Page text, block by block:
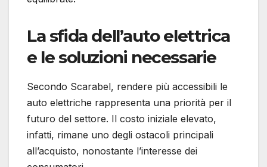
La sfida dell’auto elettrica
e le soluzioni necessarie
Secondo Scarabel, rendere più accessibili le
auto elettriche rappresenta una priorità per il
futuro del settore. Il costo iniziale elevato,
infatti, rimane uno degli ostacoli principali
all’acquisto, nonostante l’interesse dei